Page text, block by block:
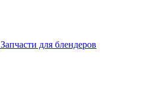
Запчасти для блендеров